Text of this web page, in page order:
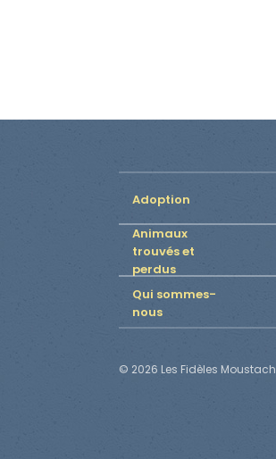
Adoption
Animaux
trouvés et
perdus
Qui sommes-
nous
© 2026 Les Fidèles